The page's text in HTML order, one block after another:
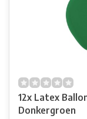
12x Latex
Donkergroen